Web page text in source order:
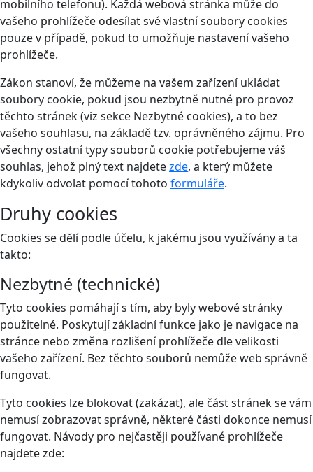
mobilního telefonu). Každá webová stránka může do
vašeho prohlížeče odesílat své vlastní soubory cookies
pouze v případě, pokud to umožňuje nastavení vašeho
prohlížeče.
Zákon stanoví, že můžeme na vašem zařízení ukládat
soubory cookie, pokud jsou nezbytně nutné pro provoz
těchto stránek (viz sekce Nezbytné cookies), a to bez
vašeho souhlasu, na základě tzv. oprávněného zájmu. Pro
všechny ostatní typy souborů cookie potřebujeme váš
souhlas, jehož plný text najdetezde, a který můžete
kdykoliv odvolat pomocí tohoto formuláře.
Druhy cookies
Cookies se dělí podle účelu, k jakému jsou využívány a ta
takto:
Nezbytné (technické)
Tyto cookies pomáhají s tím, aby byly webové stránky
použitelné. Poskytují základní funkce jako je navigace na
stránce nebo změna rozlišení prohlížeče dle velikosti
vašeho zařízení. Bez těchto souborů nemůže web správně
fungovat.
Tyto cookies lze blokovat (zakázat), ale část stránek se vám
nemusí zobrazovat správně, některé části dokonce nemusí
fungovat. Návody pro nejčastěji používané prohlížeče
najdete zde: